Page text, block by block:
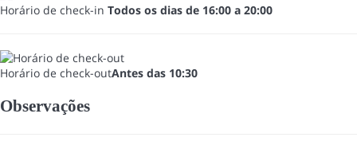
Horário de check-in Todos os dias de 16:00 a 20:00
Horário de check-outAntes das 10:30
Observações